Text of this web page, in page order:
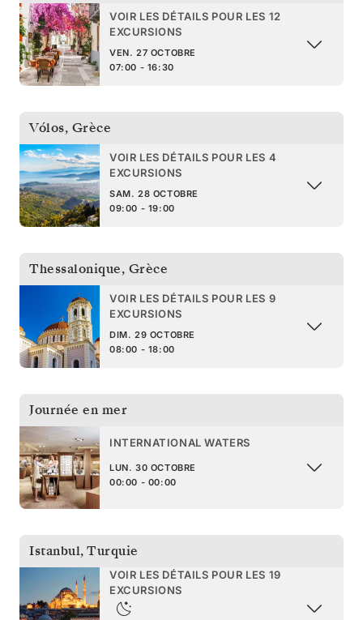
VOIR LES DÉTAILS POUR LES 12
EXCURSIONS
VEN. 27 OCTOBRE
07:00 - 16:30
Vólos, Grèce
VOIR LES DÉTAILS POUR LES 4
EXCURSIONS
SAM. 28 OCTOBRE
09:00 - 19:00
Thessalonique, Grèce
VOIR LES DÉTAILS POUR LES 9
EXCURSIONS
DIM. 29 OCTOBRE
08:00 - 18:00
Journée en mer
INTERNATIONAL WATERS
LUN. 30 OCTOBRE
00:00 - 00:00
Istanbul,Turquie
VOIR LES DÉTAILS POUR LES 19
EXCURSIONS